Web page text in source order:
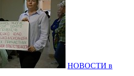
НОВОСТИ в